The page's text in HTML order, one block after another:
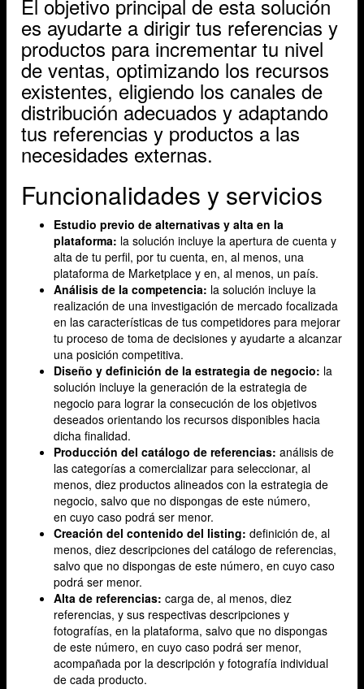
El objetivo principal de esta solución
es ayudarte a dirigir tus referencias y
productos para incrementar tu nivel
de ventas, optimizando los recursos
existentes, eligiendo los canales de
distribución adecuados y adaptando
tus referencias y productos a las
necesidades externas.
Funcionalidades y servicios
Estudio previo de alternativas y alta en la
plataforma: la solución incluye la apertura de cuenta y
alta de tu perfil, por tu cuenta, en, al menos, una
plataforma de Marketplace y en, al menos, un país.
Análisis de la competencia: la solución incluye la
realización de una investigación de mercado focalizada
en las características de tus competidores para mejorar
tu proceso de toma de decisiones y ayudarte a alcanzar
una posición competitiva.
Diseño y definición de la estrategia de negocio: la
solución incluye la generación de la estrategia de
negocio para lograr la consecución de los objetivos
deseados orientando los recursos disponibles hacia
dicha finalidad.
Producción del catálogo de referencias: análisis de
las categorías a comercializar para seleccionar, al
menos, diez productos alineados con la estrategia de
negocio, salvo que no dispongas de este número,
en cuyo caso podrá ser menor.
Creación del contenido del listing: definición de, al
menos, diez descripciones del catálogo de referencias,
salvo que no dispongas de este número, en cuyo caso
podrá ser menor.
Alta de referencias: carga de, al menos, diez
referencias, y sus respectivas descripciones y
fotografías, en la plataforma, salvo que no dispongas
de este número, en cuyo caso podrá ser menor,
acompañada por la descripción y fotografía individual
de cada producto.